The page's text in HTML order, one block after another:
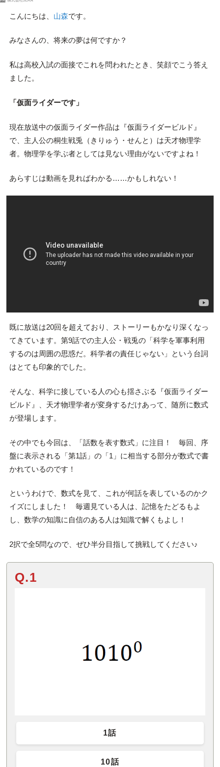
こんにちは、 山森です。
みなさんの、将来の夢は何ですか？
私は高校入試の面接でこれを問われたとき、笑顔でこう答え
ました。
「仮面ライダーです」
現在放送中の仮面ライダー作品は『仮面ライダービルド』
で、主人公の桐生戦兎（きりゅう・せんと）は天才物理学
者。物理学を学ぶ者としては見ない理由がないですよね！
あらすじは動画を見ればわかる……かもしれない！
既に放送は20回を超えており、ストーリーもかなり深くなっ
てきています。第9話での主人公・戦兎の「科学を軍事利用
するのは周囲の思惑だ。科学者の責任じゃない」という台詞
はとても印象的でした。
そんな、科学に接している人の心も揺さぶる『仮面ライダー
ビルド』、天才物理学者が変身するだけあって、随所に数式
が登場します。
その中でも今回は、「話数を表す数式」に注目！ 毎回、序
盤に表示される「第1話」の「1」に相当する部分が数式で書
かれているのです！
というわけで、数式を見て、これが何話を表しているのかク
イズにしました！ 毎週見ている人は、記憶をたどるもよ
し、数学の知識に自信のある人は知識で解くもよし！
2択で全5問なので、ぜひ半分目指して挑戦してください♪
Q.1
1話
10話